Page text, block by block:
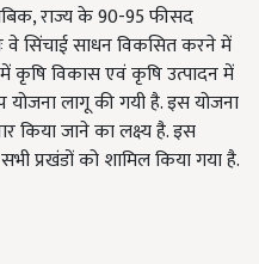
राज्य के 90-95 फीसद
वे सिंचाई साधन विकसित करने में
कृषि विकास एवं कृषि उत्पादन में
लागू की गयी है. इस योजना
किया जाने का लक्ष्य है. इस
प्रखंडों को शामिल किया गया है.